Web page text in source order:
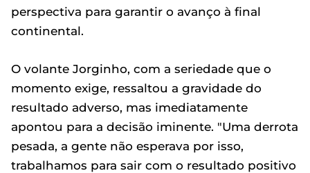
perspectiva para garantir o avanço à final
continental.
O volante Jorginho, com a seriedade que o
momento exige, ressaltou a gravidade do
resultado adverso, mas imediatamente
apontou para a decisão iminente. "Uma derrota
pesada, a gente não esperava por isso,
trabalhamos para sair com o resultado positivo